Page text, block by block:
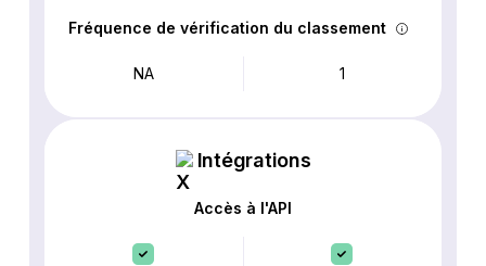
Fréquence de vérification du classement
NA 1
Intégrations
Accès à l'API